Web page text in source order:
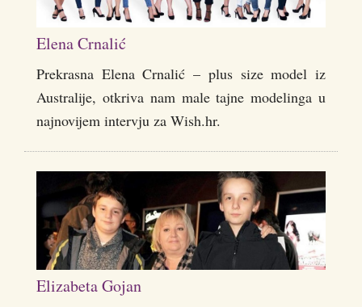
Elena Crnalić
Prekrasna Elena Crnalić – plus size model iz
Australije, otkriva nam male tajne modelinga u
najnovijem intervju za Wish.hr.
Elizabeta Gojan